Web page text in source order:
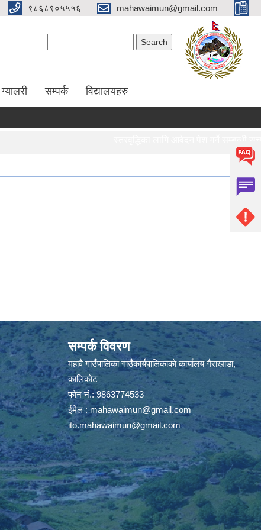
९८६८९०५५५६ mahawaimun@gmail.com
ग्यालरी सम्पर्क विद्यालयहरु
सम्पर्क विवरण
महावै गाउँपालिका गाउँकार्यपालिकाकाे कार्यालय गैराखाडा,
कालिकाेट
फाेन नं.: 9863774533
ईमेल :mahawaimun@gmail.com
ito.mahawaimun@gmail.com